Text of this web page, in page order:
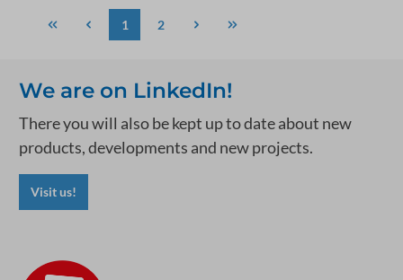
1 2
We are on LinkedIn!
There you will also be kept up to date about new
products, developments and new projects.
Visit us!